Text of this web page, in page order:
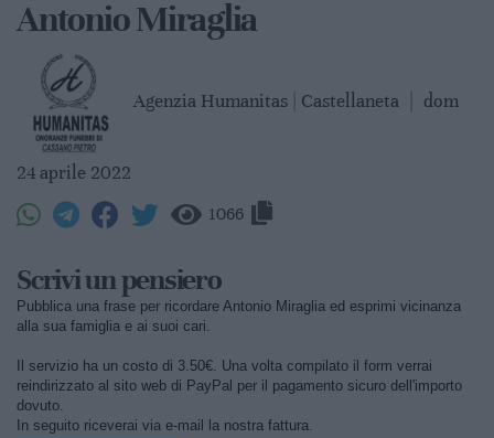
Antonio Miraglia
Agenzia Humanitas | Castellaneta dom
24 aprile 2022
1066
Scrivi un pensiero
Pubblica una frase per ricordare Antonio Miraglia ed esprimi vicinanza
alla sua famiglia e ai suoi cari.
Il servizio ha un costo di 3.50€. Una volta compilato il form verrai
reindirizzato al sito web di PayPal per il pagamento sicuro dell'importo
dovuto.
In seguito riceverai via e-mail la nostra fattura.